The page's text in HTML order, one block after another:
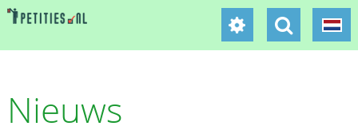
Nieuws